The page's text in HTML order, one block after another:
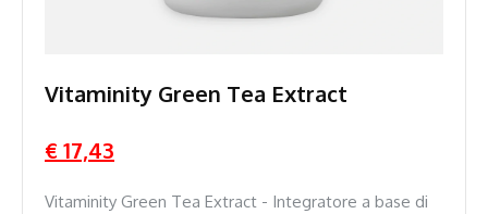
Vitaminity Green Tea Extract
€ 17,43
Vitaminity Green Tea Extract - Integratore a base di